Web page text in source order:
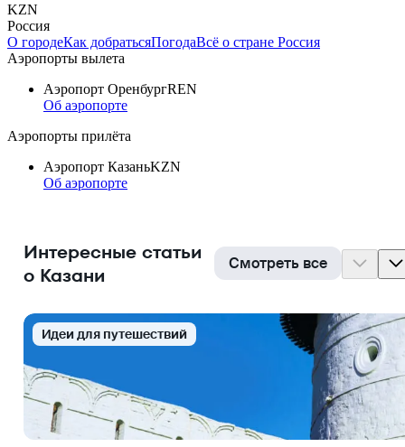
KZN
Россия
О городеКак добратьсяПогодаВсё о стране Россия
Аэропорты вылета
Аэропорт ОренбургREN
Об аэропорте
Аэропорты прилёта
Аэропорт КазаньKZN
Об аэропорте
Интересные статьи
о Казани
Смотреть все
Идеи для путешествий